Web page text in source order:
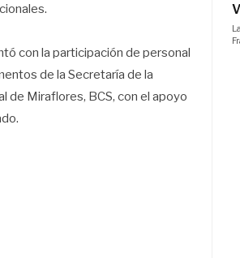
con la participación de personal
de la Secretaría de la
de Miraflores, BCS, con el apoyo